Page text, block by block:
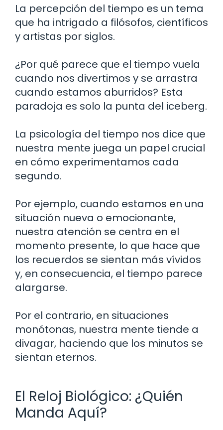
La percepción del tiempo es un tema
que ha intrigado a filósofos, científicos
y artistas por siglos.
¿Por qué parece que el tiempo vuela
cuando nos divertimos y se arrastra
cuando estamos aburridos? Esta
paradoja es solo la punta del iceberg.
La psicología del tiempo nos dice que
nuestra mente juega un papel crucial
en cómo experimentamos cada
segundo.
Por ejemplo, cuando estamos en una
situación nueva o emocionante,
nuestra atención se centra en el
momento presente, lo que hace que
los recuerdos se sientan más vívidos
y, en consecuencia, el tiempo parece
alargarse.
Por el contrario, en situaciones
monótonas, nuestra mente tiende a
divagar, haciendo que los minutos se
sientan eternos.
El Reloj Biológico: ¿Quién
Manda Aquí?